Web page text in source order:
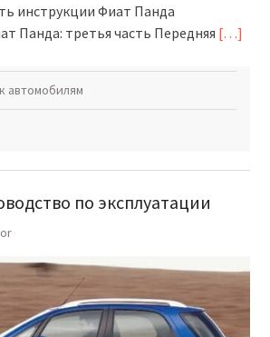
инструкции Фиат Панда
Панда: третья часть Передняя […]
автомобилям
по эксплуатации